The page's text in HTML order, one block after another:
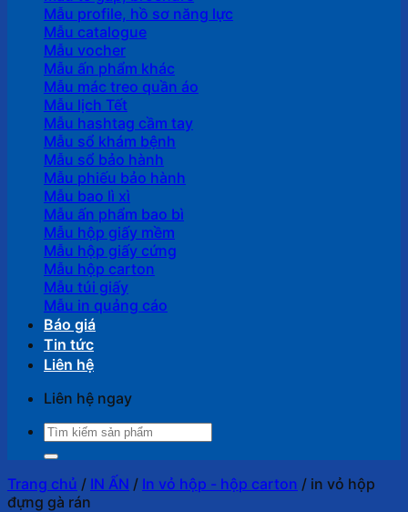
Mẫu profile, hồ sơ năng lực
Mẫu catalogue
Mẫu vocher
Mẫu ấn phẩm khác
Mẫu mác treo quần áo
Mẫu lịch Tết
Mẫu hashtag cầm tay
Mẫu sổ khám bệnh
Mẫu sổ bảo hành
Mẫu phiếu bảo hành
Mẫu bao lì xì
Mẫu ấn phẩm bao bì
Mẫu hộp giấy mềm
Mẫu hộp giấy cứng
Mẫu hộp carton
Mẫu túi giấy
Mẫu in quảng cáo
Báo giá
Tin tức
Liên hệ
Liên hệ ngay
Tìm
kiếm:
Trang chủ / IN ẤN / In vỏ hộp - hộp carton / in vỏ hộp
đựng gà rán